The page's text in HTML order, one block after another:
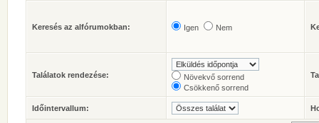
Keresés az alfórumokban: Igen Nem
Találatok rendezése:
Növekvő sorrend
Csökkenő sorrend
Időintervallum: